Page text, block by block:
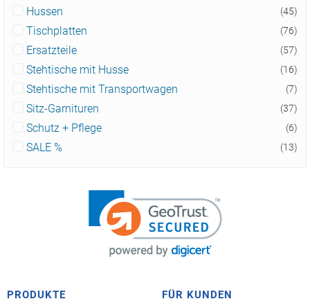
Hussen (45)
Tischplatten (76)
Ersatzteile (57)
Stehtische mit Husse (16)
Stehtische mit Transportwagen (7)
Sitz-Garnituren (37)
Schutz + Pflege (6)
SALE % (13)
PRODUKTE FÜR KUNDEN